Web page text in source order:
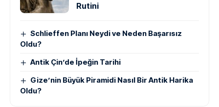
Rutini
Schlieffen Planı Neydi ve Neden Başarısız
Oldu?
Antik Çin’de İpeğin Tarihi
Gize’nin Büyük Piramidi Nasıl Bir Antik Harika
Oldu?